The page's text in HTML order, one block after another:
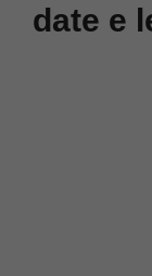
date e